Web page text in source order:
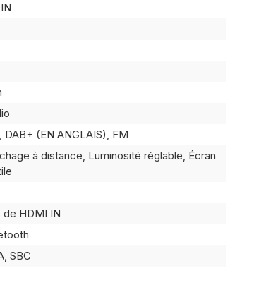
DAB+ (EN ANGLAIS), FM
à distance, Luminosité réglable, Écran
de HDMI IN
SBC